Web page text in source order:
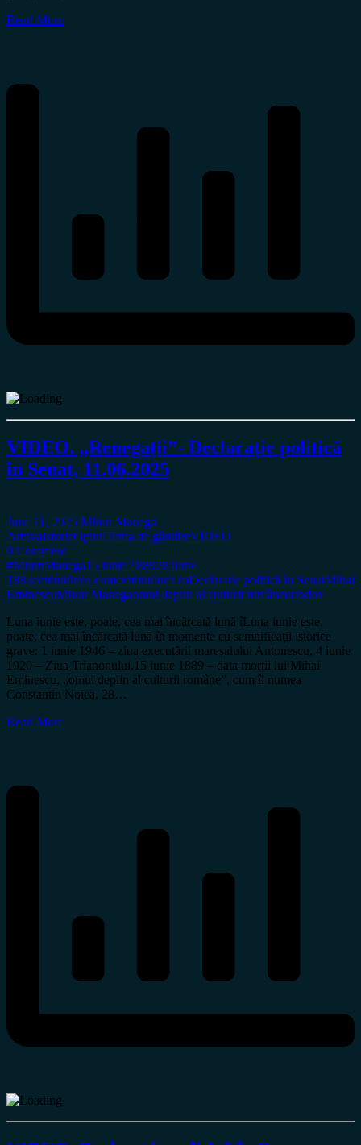
Read More
VIDEO. „Renegații”- Declarație politică
în Senat, 11.06.2025
June 11, 2025 Miron Manega
ArhivaIstorieOpiniiTema de gândireVIDEO
0 Comment
#MironManega15 iunie 188928 iunie
1883certitudinea.comcertitudinea.roDeclarație politică în SenatMihai
EminescuMiron Manegaomul deplin al culturii româneortodox
Luna iunie este, poate, cea mai încărcată lună îLuna iunie este,
poate, cea mai încărcată lună în momente cu semnificații istorice
grave: 1 iunie 1946 – ziua executării mareșalului Antonescu, 4 iunie
1920 – Ziua Trianonului,15 iunie 1889 – data morții lui Mihai
Eminescu, „omul deplin al culturii române”, cum îl numea
Constantin Noica, 28…
Read More